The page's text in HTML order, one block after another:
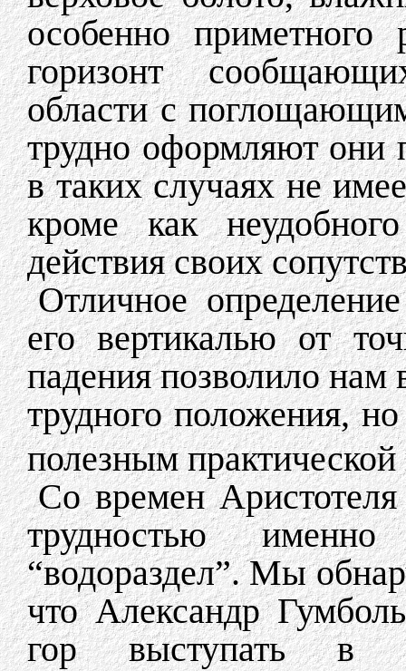
особенно
горизонт
области с
трудно оформляют они
в таких случаях не
кроме как
действия своих
Отличное
его вертикалью от
падения позволило
трудного положения,
полезным практической
Со времен
трудностью
“водораздел”. Мы
что Александр
гор выступать в